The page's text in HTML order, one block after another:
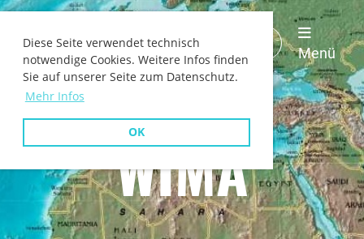
Diese Seite verwendet technisch
notwendige Cookies. Weitere Infos finden
Sie auf unserer Seite zum Datenschutz.
Mehr Infos
OK
Deutschland
Menü
WIMA